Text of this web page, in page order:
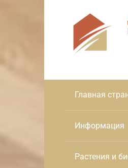
Главная
Информация
Растения и